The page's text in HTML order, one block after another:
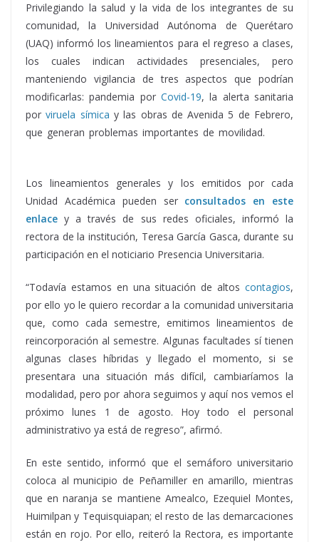
Privilegiando la salud y la vida de los integrantes de su
comunidad, la Universidad Autónoma de Querétaro
(UAQ) informó los lineamientos para el regreso a clases,
los cuales indican actividades presenciales, pero
manteniendo vigilancia de tres aspectos que podrían
modificarlas: pandemia por Covid-19, la alerta sanitaria
porviruela símica y las obras de Avenida 5 de Febrero,
que generan problemas importantes de movilidad.
Los lineamientos generales y los emitidos por cada
Unidad Académica pueden ser consultados en este
enlace y a través de sus redes oficiales, informó la
rectora de la institución, Teresa García Gasca, durante su
participación en el noticiario Presencia Universitaria.
“Todavía estamos en una situación de altos contagios,
por ello yo le quiero recordar a la comunidad universitaria
que, como cada semestre, emitimos lineamientos de
reincorporación al semestre. Algunas facultades sí tienen
algunas clases híbridas y llegado el momento, si se
presentara una situación más difícil, cambiaríamos la
modalidad, pero por ahora seguimos y aquí nos vemos el
próximo lunes 1 de agosto. Hoy todo el personal
administrativo ya está de regreso”, afirmó.
En este sentido, informó que el semáforo universitario
coloca al municipio de Peñamiller en amarillo, mientras
que en naranja se mantiene Amealco, Ezequiel Montes,
Huimilpan y Tequisquiapan; el resto de las demarcaciones
están en rojo. Por ello, reiteró la Rectora, es importante